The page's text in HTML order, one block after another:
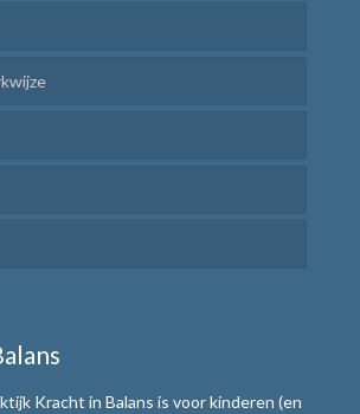
Kracht in Balans is voor kinderen (en